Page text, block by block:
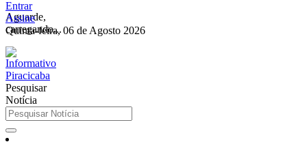
Aguarde,
carregando...
Entrar
Assine
Quinta-feira, 06 de Agosto 2026
Pesquisar
Notícia